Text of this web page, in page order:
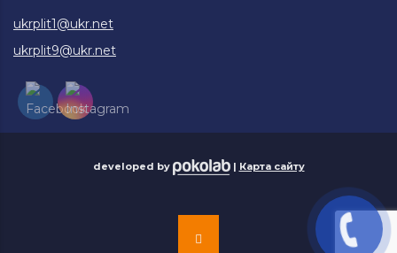
ukrplit1@ukr.net
ukrplit9@ukr.net
developed by | Карта сайту